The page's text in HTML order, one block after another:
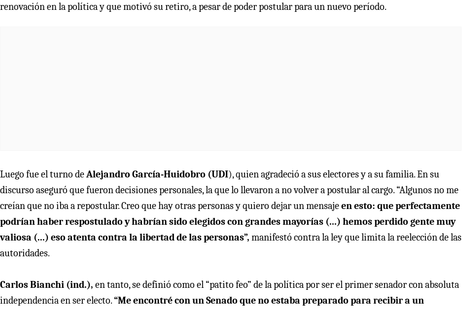
renovación en la política y que motivó su retiro, a pesar de poder postular para un nuevo período.
Luego fue el turno deAlejandro García-Huidobro (UDI), quien agradeció a sus electores y a su familia. En su
discurso aseguró que fueron decisiones personales, la que lo llevaron a no volver a postular al cargo. “Algunos no me
creían que no iba a repostular. Creo que hay otras personas y quiero dejar un mensajeen esto: que perfectamente
podrían haber respostulado y habrían sido elegidos con grandes mayorías (...) hemos perdido gente muy
valiosa (...) eso atenta contra la libertad de las personas”, manifestó contra la ley que limita la reelección de las
autoridades.
Carlos Bianchi (ind.), en tanto, se definió como el “patito feo” de la política por ser el primer senador con absoluta
independencia en ser electo.“Me encontré con un Senado que no estaba preparado para recibir a un